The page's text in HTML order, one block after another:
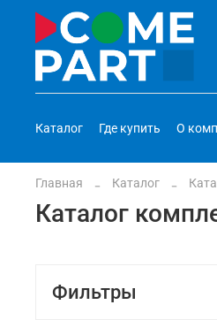
Каталог Где купить О
Главная Каталог
Каталог
Фильтры